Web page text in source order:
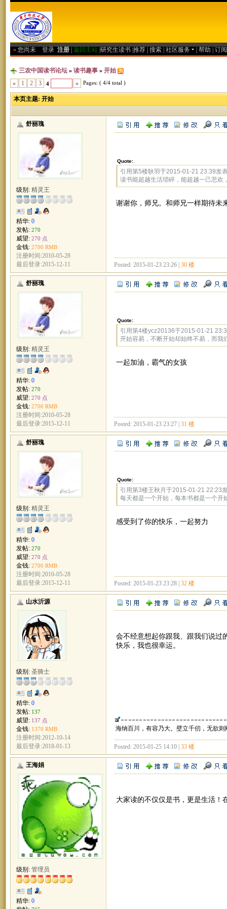
» 您尚未 登录 注册 返回主站 研究生读书 推荐 搜索 社区服务 帮助 订
三农中国读书论坛 » 读书趣事 » 开始
«
1 2 3 4 » Pages: ( 4/4 total )
本页主题: 开始
舒丽瑰
级别: 精灵王
精华: 0
发帖: 270
威望: 270 点
金钱: 2700 RMB
注册时间:2010-05-28
最后登录:2015-12-11
Quote:
引用第5楼耿羽于2015-01-21 23:39发
读书能超越生活琐碎，能超越一己悲欢
谢谢你，师兄。和师兄一样期待未
Posted: 2015-01-23 23:26 | 30 楼
舒丽瑰
级别: 精灵王
精华: 0
发帖: 270
威望: 270 点
金钱: 2700 RMB
注册时间:2010-05-28
最后登录:2015-12-11
Quote:
引用第4楼ycz20136于2015-01-21
开始容易，不断开始却始终不易，而我
一起加油，霸气的女孩
Posted: 2015-01-23 23:27 | 31 楼
舒丽瑰
级别: 精灵王
精华: 0
发帖: 270
威望: 270 点
金钱: 2700 RMB
注册时间:2010-05-28
最后登录:2015-12-11
Quote:
引用第3楼王秋月于2015-01-21 22:23
每天都是一个开始，每本书都是一个开
感受到了你的快乐，一起努力
Posted: 2015-01-23 23:28 | 32 楼
山水沂源
级别: 圣骑士
精华: 0
发帖: 137
威望: 137 点
金钱: 1370 RMB
注册时间:2012-10-14
最后登录:2018-01-13
会不经意想起你跟我、跟我们说过
快乐，我也很幸运。
海纳百川，有容乃大。壁立千仞，无欲则
Posted: 2015-01-25 14:10 | 33 楼
王海娟
级别: 管理员
精华: 0
大家读的不仅仅是书，更是生活！